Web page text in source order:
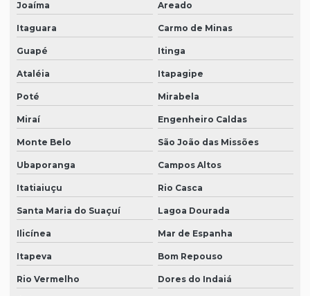
Joaíma Areado
Itaguara Carmo de Minas
Guapé Itinga
Ataléia Itapagipe
Poté Mirabela
Miraí Engenheiro Caldas
Monte Belo São João das Missões
Ubaporanga Campos Altos
Itatiaiuçu Rio Casca
Santa Maria do Suaçuí Lagoa Dourada
Ilicínea Mar de Espanha
Itapeva Bom Repouso
Rio Vermelho Dores do Indaiá